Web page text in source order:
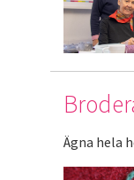
Ägna hela